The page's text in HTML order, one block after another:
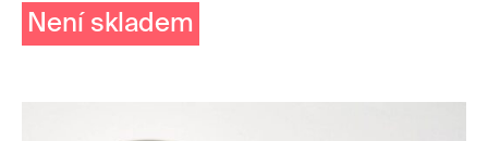
Není skladem